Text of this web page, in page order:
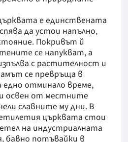
е единствената
да устои напълно,
Покривът й
се напукват, а
с растителност и
се превръща в
едно отминало време,
освен от местните
славните му дни. В
църквата стои
на индустриалната
бавно потъвайки в